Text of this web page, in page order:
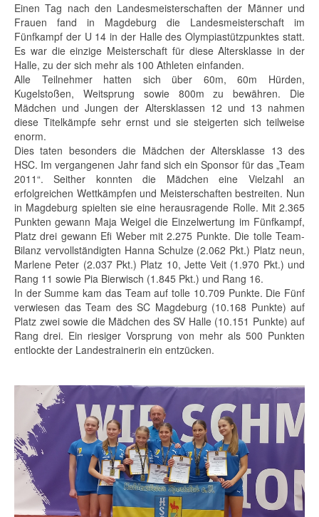
Einen Tag nach den Landesmeisterschaften der Männer und
Frauen fand in Magdeburg die Landesmeisterschaft im
Fünfkampf der U 14 in der Halle des Olympiastützpunktes statt.
Es war die einzige Meisterschaft für diese Altersklasse in der
Halle, zu der sich mehr als 100 Athleten einfanden.
Alle Teilnehmer hatten sich über 60m, 60m Hürden,
Kugelstoßen, Weitsprung sowie 800m zu bewähren. Die
Mädchen und Jungen der Altersklassen 12 und 13 nahmen
diese Titelkämpfe sehr ernst und sie steigerten sich teilweise
enorm.
Dies taten besonders die Mädchen der Altersklasse 13 des
HSC. Im vergangenen Jahr fand sich ein Sponsor für das „Team
2011“. Seither konnten die Mädchen eine Vielzahl an
erfolgreichen Wettkämpfen und Meisterschaften bestreiten. Nun
in Magdeburg spielten sie eine herausragende Rolle. Mit 2.365
Punkten gewann Maja Weigel die Einzelwertung im Fünfkampf,
Platz drei gewann Efi Weber mit 2.275 Punkte. Die tolle Team-
Bilanz vervollständigten Hanna Schulze (2.062 Pkt.) Platz neun,
Marlene Peter (2.037 Pkt.) Platz 10, Jette Veit (1.970 Pkt.) und
Rang 11 sowie Pia Bierwisch (1.845 Pkt.) und Rang 16.
In der Summe kam das Team auf tolle 10.709 Punkte. Die Fünf
verwiesen das Team des SC Magdeburg (10.168 Punkte) auf
Platz zwei sowie die Mädchen des SV Halle (10.151 Punkte) auf
Rang drei. Ein riesiger Vorsprung von mehr als 500 Punkten
entlockte der Landestrainerin ein entzücken.